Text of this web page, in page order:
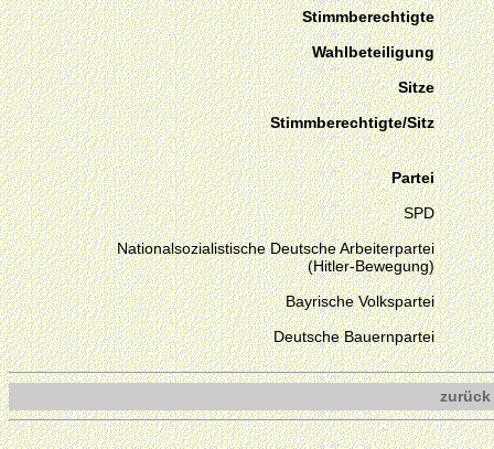
Stimmberechtigte
Wahlbeteiligung
Sitze
Stimmberechtigte/Sitz
Partei
SPD
Nationalsozialistische Deutsche Arbeiterpartei
(Hitler-Bewegung)
Bayrische Volkspartei
Deutsche Bauernpartei
zurück